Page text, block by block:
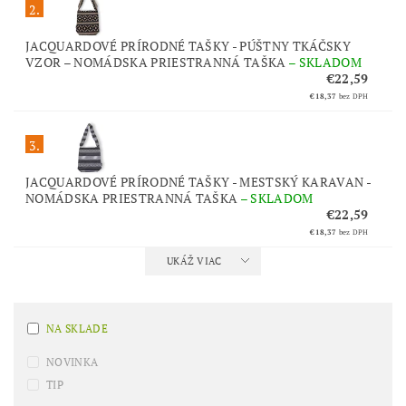
2.
JACQUARDOVÉ PRÍRODNÉ TAŠKY - PÚŠTNY TKÁČSKY
VZOR – NOMÁDSKA PRIESTRANNÁ TAŠKA – SKLADOM
€22,59
€18,37 bez DPH
3.
JACQUARDOVÉ PRÍRODNÉ TAŠKY - MESTSKÝ KARAVAN -
NOMÁDSKA PRIESTRANNÁ TAŠKA –SKLADOM
€22,59
€18,37 bez DPH
UKÁŽ VIAC
NA SKLADE
NOVINKA
TIP